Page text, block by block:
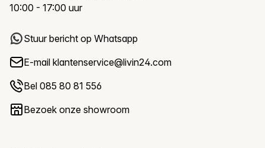
10:00 - 17:00 uur
Stuur bericht op Whatsapp
E-mail klantenservice@livin24.com
Bel 085 80 81 556
Bezoek onze showroom